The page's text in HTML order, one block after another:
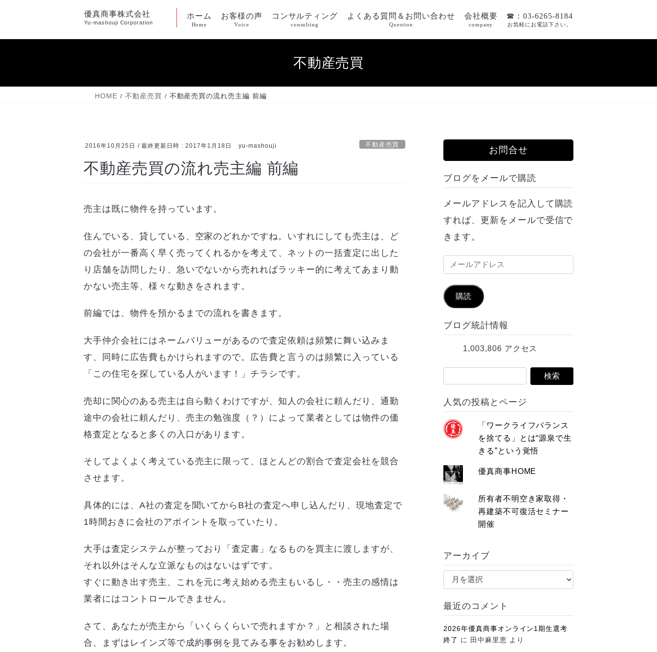
ン
キ
ー
に
優真商事株式会社
Yu-mashouji Corporation
ホーム
Home
お客様の声
Voice
コンサルティング
consulting
よくある質問＆お問い合わせ
Question
会社概要
company
☎：03-6265-8184
お気軽にお電話下さい。
不動産売買
HOME 不動産売買 不動産売買の流れ売主編 前編
2016年10月25日 / 最終更新日時 :2017年1月18日 yu-mashouji 不動産売買
不動産売買の流れ売主編 前編
売主は既に物件を持っています。
住んでいる、貸している、空家のどれかですね。いすれにしても売主は、ど
の会社が一番高く早く売ってくれるかを考えて、ネットの一括査定に出した
り店舗を訪問したり、急いでないから売れればラッキー的に考えてあまり動
かない売主等、様々な動きをされます。
前編では、物件を預かるまでの流れを書きます。
大手仲介会社にはネームバリューがあるので査定依頼は頻繁に舞い込みま
す、同時に広告費もかけられますので。広告費と言うのは頻繁に入っている
「この住宅を探している人がいます！」チラシです。
売却に関心のある売主は自ら動くわけですが、知人の会社に頼んだり、通勤
途中の会社に頼んだり、売主の勉強度（？）によって業者としては物件の価
格査定となると多くの入口があります。
そしてよくよく考えている売主に限って、ほとんどの割合で査定会社を競合
させます。
具体的には、A社の査定を聞いてからB社の査定へ申し込んだり、現地査定で
1時間おきに会社のアポイントを取っていたり。
大手は査定システムが整っており「査定書」なるものを買主に渡しますが、
それ以外はそんな立派なものはないはずです。
すぐに動き出す売主、これを元に考え始める売主もいるし・・売主の感情は
業者にはコントロールできません。
さて、あなたが売主から「いくらくらいで売れますか？」と相談された場
合、まずはレインズ等で成約事例を見てみる事をお勧めします。
お問合せ
ブログをメールで購読
メールアドレスを記入して購読
すれば、更新をメールで受信で
きます。
ル
ド
購読
ブログ統計情報
1,003,806 アクセス
人気の投稿とページ
「ワークライフバランス
を捨てる」とは“源泉で生
きる”という覚悟
優真商事HOME
所有者不明空き家取得・
再建築不可復活セミナー
開催
アーカイブ
ア
イ
ブ
最近のコメント
2026年優真商事オンライン1期生選考
終了 に 田中麻里恵 より